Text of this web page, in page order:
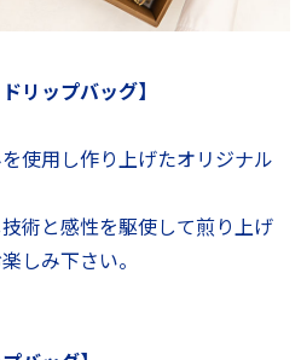
リップバッグ】
使用し作り上げたオリジナル
術と感性を駆使して煎り上げ
しみ下さい。